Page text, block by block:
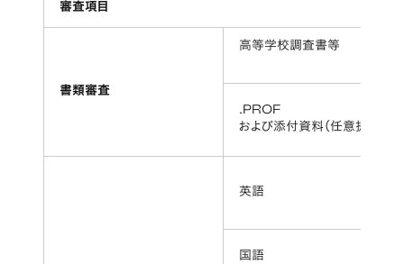
審査項目
書類審査
高等学校調査書等
.PROF
および添付資料（任意提出）
英語
国語